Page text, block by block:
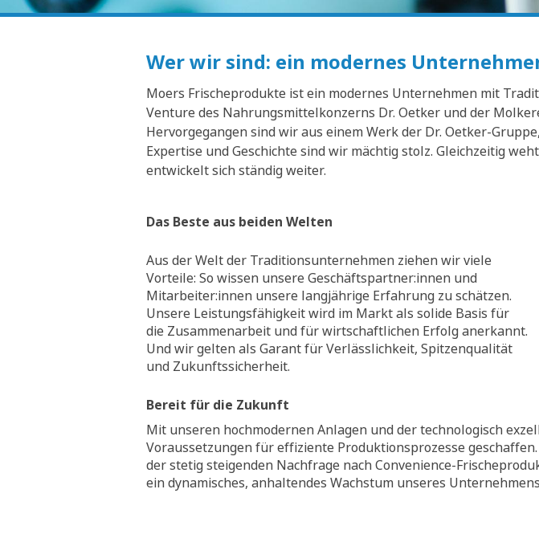
Wer wir sind: ein modernes
Moers Frischeprodukte ist ein modernes Unternehmen mit
Venture des Nahrungsmittelkonzerns Dr. Oetker und der
Hervorgegangen sind wir aus einem Werk der Dr. Oetker-
Expertise und Geschichte sind wir mächtig stolz. Gleichzeitig
entwickelt sich ständig weiter.
Das Beste aus beiden Welten
Aus der Welt der Traditionsunternehmen ziehen wir viele
Vorteile: So wissen unsere Geschäftspartner:innen und
Mitarbeiter:innen unsere langjährige Erfahrung zu schätzen.
Unsere Leistungsfähigkeit wird im Markt als solide Basis für
die Zusammenarbeit und für wirtschaftlichen Erfolg anerkannt.
Und wir gelten als Garant für Verlässlichkeit, Spitzenqualität
und Zukunftssicherheit.
Bereit für die Zukunft
Mit unseren hochmodernen Anlagen und der technologisch
Voraussetzungen für effiziente Produktionsprozesse
der stetig steigenden Nachfrage nach Convenience-
ein dynamisches, anhaltendes Wachstum unseres